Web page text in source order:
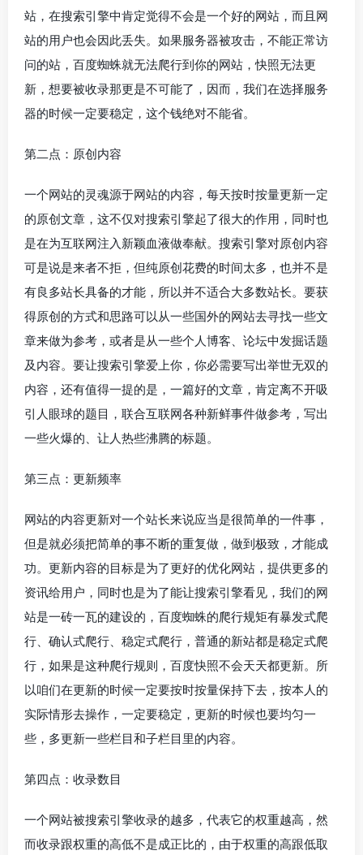
站，在搜索引擎中肯定觉得不会是一个好的网站，而且网
站的用户也会因此丢失。如果服务器被攻击，不能正常访
问的站，百度蜘蛛就无法爬行到你的网站，快照无法更
新，想要被收录那更是不可能了，因而，我们在选择服务
器的时候一定要稳定，这个钱绝对不能省。
第二点：原创内容
一个网站的灵魂源于网站的内容，每天按时按量更新一定
的原创文章，这不仅对搜索引擎起了很大的作用，同时也
是在为互联网注入新颖血液做奉献。搜索引擎对原创内容
可是说是来者不拒，但纯原创花费的时间太多，也并不是
有良多站长具备的才能，所以并不适合大多数站长。要获
得原创的方式和思路可以从一些国外的网站去寻找一些文
章来做为参考，或者是从一些个人博客、论坛中发掘话题
及内容。要让搜索引擎爱上你，你必需要写出举世无双的
内容，还有值得一提的是，一篇好的文章，肯定离不开吸
引人眼球的题目，联合互联网各种新鲜事件做参考，写出
一些火爆的、让人热些沸腾的标题。
第三点：更新频率
网站的内容更新对一个站长来说应当是很简单的一件事，
但是就必须把简单的事不断的重复做，做到极致，才能成
功。更新内容的目标是为了更好的优化网站，提供更多的
资讯给用户，同时也是为了能让搜索引擎看见，我们的网
站是一砖一瓦的建设的，百度蜘蛛的爬行规矩有暴发式爬
行、确认式爬行、稳定式爬行，普通的新站都是稳定式爬
行，如果是这种爬行规则，百度快照不会天天都更新。所
以咱们在更新的时候一定要按时按量保持下去，按本人的
实际情形去操作，一定要稳定，更新的时候也要均匀一
些，多更新一些栏目和子栏目里的内容。
第四点：收录数目
一个网站被搜索引擎收录的越多，代表它的权重越高，然
而收录跟权重的高低不是成正比的，由于权重的高跟低取